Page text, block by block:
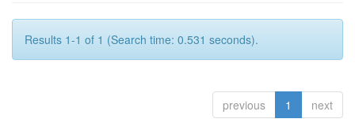
Results 1-1 of 1 (Search time: 0.531 seconds).
previous 1 next